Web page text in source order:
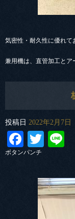
気密性・耐久性に優れて
兼用機は、直管加工とア
投稿日 2022年2月7日
ボタンパンチ